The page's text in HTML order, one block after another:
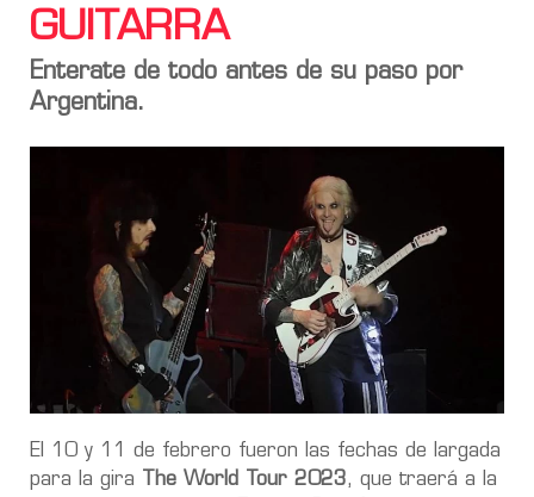
GUITARRA
Enterate de todo antes de su paso por
Argentina.
El 10 y 11 de febrero fueron las fechas de largada
para la gira
The World Tour 2023, que traerá a la